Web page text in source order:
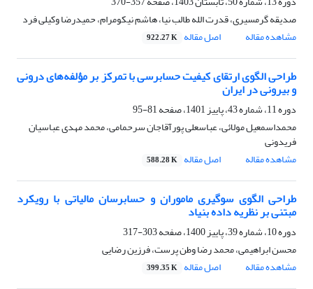
صدیقه گرمسیری، قدرت الله طالب نیا، هاشم نیکومرام، حمیدرضا وکیلی فرد
مشاهده مقاله
اصل مقاله 922.27 K
طراحی الگوی ارتقای کیفیت حسابرسی با تمرکز بر مؤلفه‌های درونی
و بیرونی در ایران
دوره 11، شماره 43، پاییز 1401، صفحه
81-95
محمداسمعیل مولائی، عباسعلی پورآقاجان سرحمامی، محمد مهدی عباسیان
فریدونی
مشاهده مقاله
اصل مقاله 588.28 K
طراحی الگوی سوگیری ماموران و حسابرسان مالیاتی با رویکرد
مبتنی بر نظریه داده بنیاد
دوره 10، شماره 39، پاییز 1400، صفحه
303-317
محسن ابراهیمی، محمد رضا وطن پرست، فرزین رضایی
مشاهده مقاله
اصل مقاله 399.35 K